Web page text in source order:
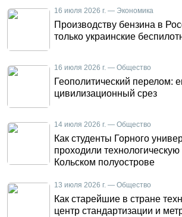
16 июля 2026 г. — Экономика
Производству бензина в
только украинские
16 июля 2026 г. — Общество
Геополитический перелом:
цивилизационный срез
14 июля 2026 г. — Общество
Как студенты Горного
проходили технологическую
Кольском полуострове
13 июля 2026 г. — Общество
Как старейшие в стране
центр стандартизации и